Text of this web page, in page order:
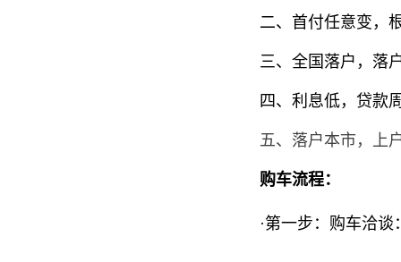
二、首付任意变，
三、全国落户，落
四、利息低，贷款
五、落户本市，上
购车流程：
·第一步：购车洽谈